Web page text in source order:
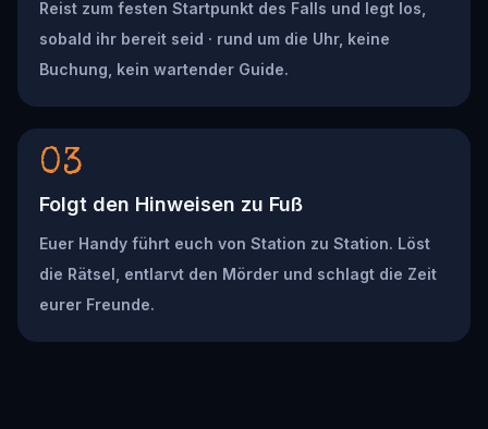
Reist zum festen Startpunkt des Falls und legt los,
sobald ihr bereit seid · rund um die Uhr, keine
Buchung, kein wartender Guide.
03
Folgt den Hinweisen zu Fuß
Euer Handy führt euch von Station zu Station. Löst
die Rätsel, entlarvt den Mörder und schlagt die Zeit
eurer Freunde.